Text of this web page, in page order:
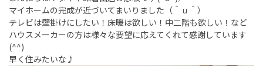
マイホームの完成が近づいてまいりました（＾ｕ＾）
テレビは壁掛けにしたい！床暖は欲しい！中二階も欲しい！など
ハウスメーカーの方は様々な要望に応えてくれて感謝しています
(^^)
早く住みたいな♪